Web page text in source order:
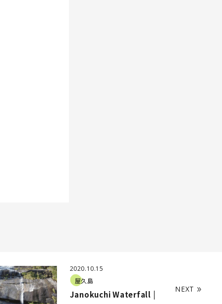
2020.10.15
屋久島
Janokuchi Waterfall |
NEXT